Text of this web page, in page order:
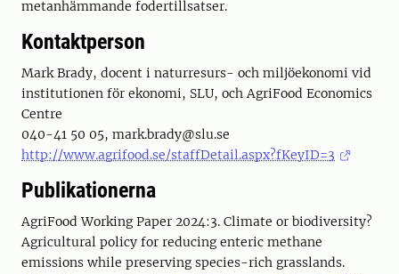
metanhämmande fodertillsatser.
Kontaktperson
Mark Brady, docent i naturresurs- och miljöekonomi vid
institutionen för ekonomi, SLU, och AgriFood Economics
Centre
040-41 50 05, mark.brady@slu.se
http://www.agrifood.se/staffDetail.aspx?fKeyID=3
Publikationerna
AgriFood Working Paper 2024:3. Climate or biodiversity?
Agricultural policy for reducing enteric methane
emissions while preserving species-rich grasslands.